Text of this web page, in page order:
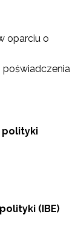
oparciu o
polityki
(IBE)